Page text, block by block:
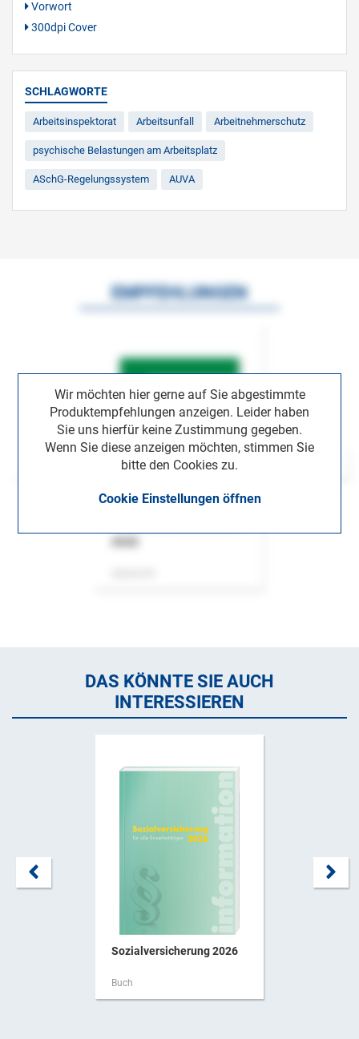
Vorwort
300dpi Cover
SCHLAGWORTE
Arbeitsinspektorat Arbeitsunfall Arbeitnehmerschutz
psychische Belastungen am Arbeitsplatz
ASchG-Regelungssystem AUVA
Wir möchten hier gerne auf Sie abgestimmte
Produktempfehlungen anzeigen. Leider haben
Sie uns hierfür keine Zustimmung gegeben.
Wenn Sie diese anzeigen möchten, stimmen Sie
bitte den Cookies zu.
Cookie Einstellungen öffnen
EMPFEHLUNGEN
DAS KÖNNTE SIE AUCH
INTERESSIEREN
Sozialversicherung 2026
Buch